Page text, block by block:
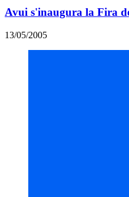
Avui s'inaugura la Fira
13/05/2005